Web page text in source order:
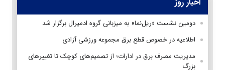
دومین نشست «ریل‌نما» به میزبانی گروه ادمیرال برگزار شد
اطلاعیه در خصوص قطع برق مجموعه ورزشی آزادی
مدیریت مصرف برق در ادارات؛ از تصمیم‌های کوچک تا تغییرهای
بزرگ